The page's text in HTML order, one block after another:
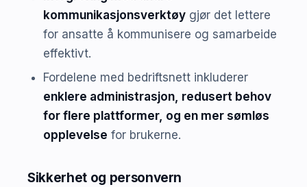
kommunikasjonsverktøygjør det lettere
for ansatte å kommunisere og samarbeide
effektivt.
Fordelene med bedriftsnett inkluderer
enklere administrasjon, redusert behov
for flere plattformer, og en mer sømløs
opplevelse for brukerne.
Sikkerhet og personvern